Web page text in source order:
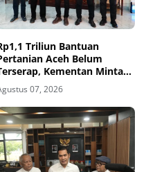
Triliun Bantuan
Aceh Belum
Kementan Minta
Kejar Waktu
07, 2026